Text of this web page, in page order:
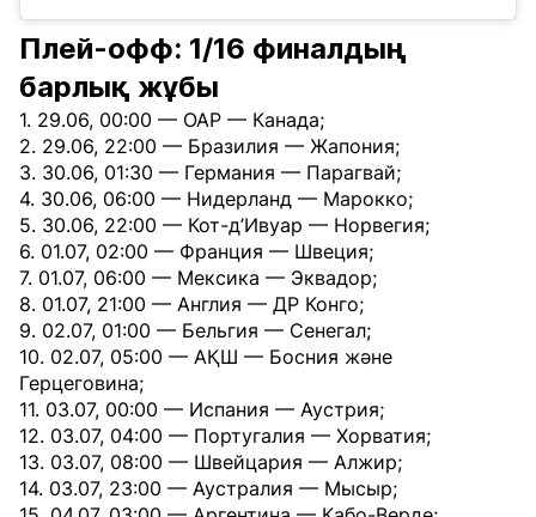
Плей-офф: 1/16 финалдың
барлық жұбы
1. 29.06, 00:00 — ОАР — Канада;
2. 29.06, 22:00 — Бразилия — Жапония;
3. 30.06, 01:30 — Германия — Парагвай;
4. 30.06, 06:00 — Нидерланд — Марокко;
5. 30.06, 22:00 — Кот-д’Ивуар — Норвегия;
6. 01.07, 02:00 — Франция — Швеция;
7. 01.07, 06:00 — Мексика — Эквадор;
8. 01.07, 21:00 — Англия — ДР Конго;
9. 02.07, 01:00 — Бельгия — Сенегал;
10. 02.07, 05:00 — АҚШ — Босния және
Герцеговина;
11. 03.07, 00:00 — Испания — Аустрия;
12. 03.07, 04:00 — Португалия — Хорватия;
13. 03.07, 08:00 — Швейцария — Алжир;
14. 03.07, 23:00 — Аустралия — Мысыр;